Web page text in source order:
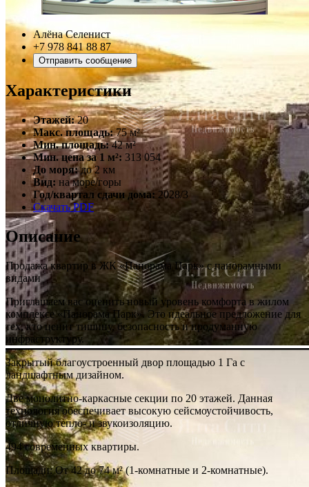
Алёна Селенист
+7 978 841 88 87
Отправить сообщение
Характеристики
Этажей: 20
Макс. площадь: 75 м²
Мин. площадь: 42 м²
Мин. цена за 1 м²: 313 054
До моря: до 2 км
Вид: на море/горы
Год/квартал сдачи дома: 2028/3
Скачать PDF
Описание
Продажа квартир в ЖК «Панорама Парк» с панорамными
видами
Приглашаем вас оценить новый уровень комфорта в жилом
комплексе «Панорама Парк». Это идеальное предложение для
тех, кто ценит тишину, безопасность и продуманную
инфраструктуру.
Закрытый благоустроенный двор площадью 1 Га с
ландшафтным дизайном.
Две монолитно-каркасные секции по 20 этажей. Данная
технология обеспечивает высокую сейсмоустойчивость,
отличную тепло- и звукоизоляцию.
494 современных квартиры.
Площади: От 42 до 74 м² (1-комнатные и 2-комнатные).